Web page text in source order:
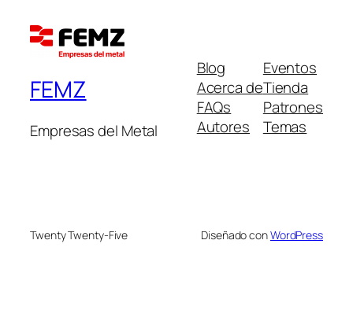
FEMZ
Empresas del Metal
Blog
Acerca de
FAQs
Autores
Eventos
Tienda
Patrones
Temas
Twenty Twenty-Five Diseñado conWordPress